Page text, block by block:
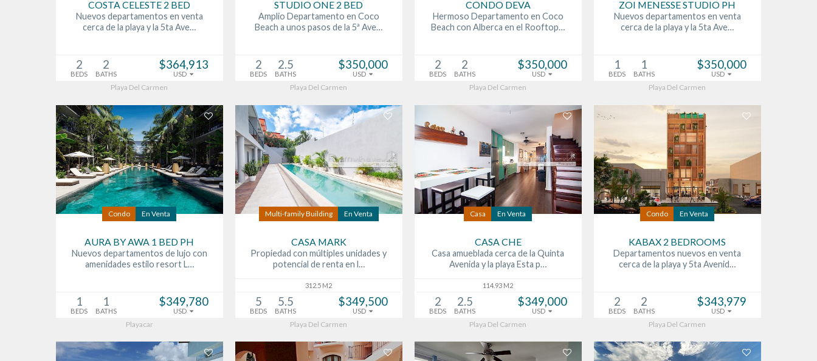
COSTA CELESTE 2 BED
Nuevos departamentos en venta
cerca de la playa y la 5ta Ave…
2
BEDS
2
BATHS
$364,913
USD
Playa Del Carmen
STUDIO ONE 2 BED
Amplio Departamento en Coco
Beach a unos pasos de la 5ª Ave…
2
BEDS
2.5
BATHS
$350,000
USD
Playa Del Carmen
CONDO DEVA
Hermoso Departamento en Coco
Beach con Alberca en el Rooftop…
2
BEDS
2
BATHS
$350,000
USD
Playa Del Carmen
ZOI MENESSE STUDIO PH
Nuevos departamentos en venta
cerca de la playa y la 5ta Ave…
1
BEDS
1
BATHS
$350,000
USD
Playa Del Carmen
Condo En Venta
AURA BY AWA 1 BED PH
Nuevos departamentos de lujo con
amenidades estilo resort L…
1
BEDS
1
BATHS
$349,780
USD
Playacar
Multi-family Building En Venta
CASA MARK
Propiedad con múltiples unidades y
potencial de renta en l…
312.5 M2
5
BEDS
5.5
BATHS
$349,500
USD
Playa Del Carmen
Casa En Venta
CASA CHE
Casa amueblada cerca de la Quinta
Avenida y la playa Esta p…
114.93 M2
2
BEDS
2.5
BATHS
$349,000
USD
Playa Del Carmen
Condo En Venta
KABAX 2 BEDROOMS
Departamentos nuevos en venta
cerca de la playa y 5ta Avenid…
2
BEDS
2
BATHS
$343,979
USD
Playa Del Carmen